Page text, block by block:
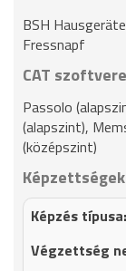
BSH
Fressnapf
CAT
Passolo
(alapszint),
(középszint)
Képzettségek